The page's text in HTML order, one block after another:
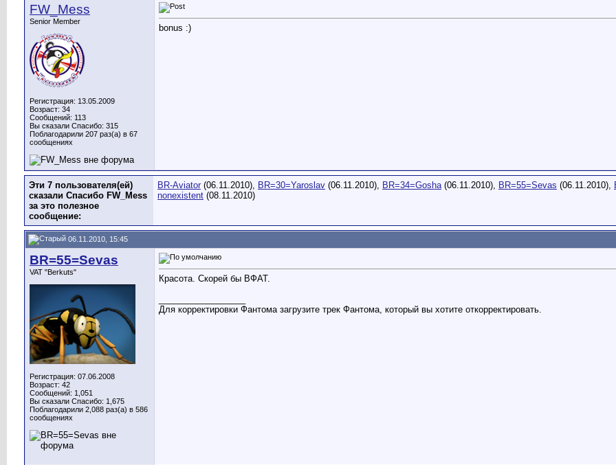
FW_Mess
Senior Member
Регистрация: 13.05.2009
Возраст: 34
Сообщений: 113
Вы сказали Спасибо: 315
Поблагодарили 207 раз(а) в 67
сообщениях
bonus :)
Эти 7 пользователя(ей)
сказали Спасибо FW_Mess
за это полезное
сообщение:
BR-Aviator (06.11.2010), BR=30=Yaroslav (06.11.2010), BR=34=Gosha(06.11.2010), BR=55=Sevas (06.11.2010),
nonexistent (08.11.2010)
06.11.2010, 15:45
BR=55=Sevas
VAT "Berkuts"
Регистрация: 07.06.2008
Возраст: 42
Сообщений: 1,051
Вы сказали Спасибо: 1,675
Поблагодарили 2,088 раз(а) в 586
сообщениях
Красота. Скорей бы ВФАТ.
Для корректировки Фантома загрузите трек Фантома, который вы хотите откорректировать.